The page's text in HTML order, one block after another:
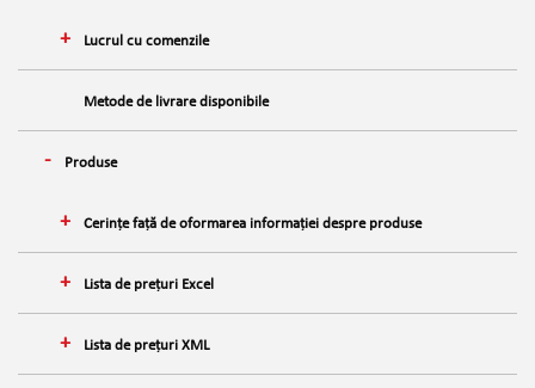
Lucrul cu comenzile
Metode de livrare disponibile
Produse
Cerințe față de oformarea informației despre produse
Lista de prețuri Excel
Lista de prețuri XML